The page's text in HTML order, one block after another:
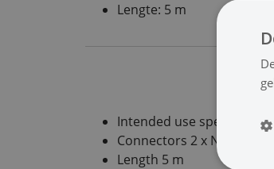
Lengte: 5 m
Intended use speakers
Connectors 2 x NEUTRIK
Length 5 m